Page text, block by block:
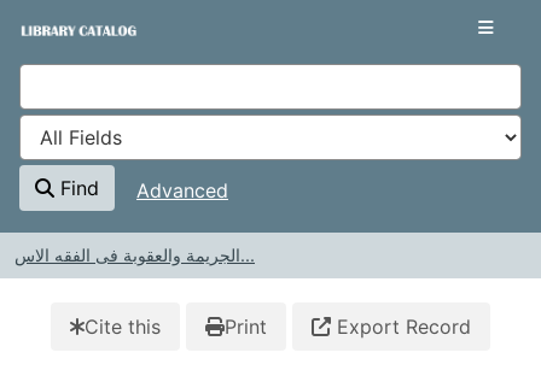
VuFind
Find Advanced
الجريمة والعقوبة فى الفقه الاس...
Cite this Print Export Record